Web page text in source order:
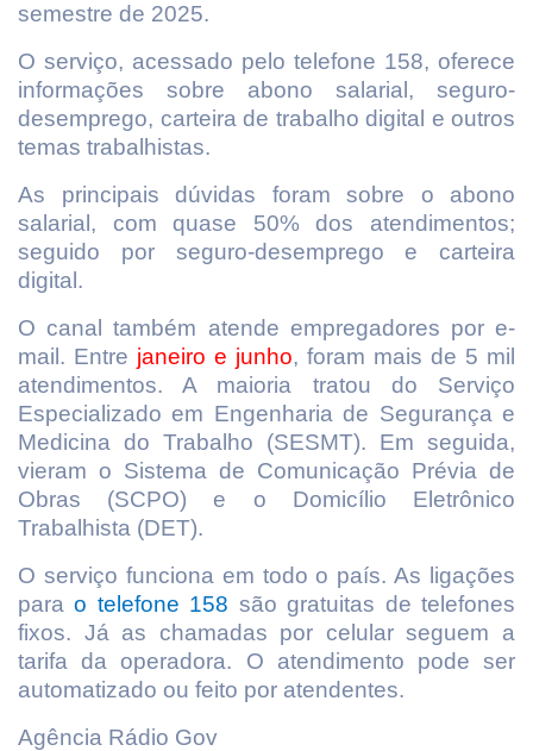
semestre de 2025.
O serviço, acessado pelo telefone 158, oferece
informações sobre abono salarial, seguro-
desemprego, carteira de trabalho digital e outros
temas trabalhistas.
As principais dúvidas foram sobre o abono
salarial, com quase 50% dos atendimentos;
seguido por seguro-desemprego e carteira
digital.
O canal também atende empregadores por e-
mail. Entre janeiro e junho, foram mais de 5 mil
atendimentos. A maioria tratou do Serviço
Especializado em Engenharia de Segurança e
Medicina do Trabalho (SESMT). Em seguida,
vieram o Sistema de Comunicação Prévia de
Obras (SCPO) e o Domicílio Eletrônico
Trabalhista (DET).
O serviço funciona em todo o país. As ligações
parao telefone 158 são gratuitas de telefones
fixos. Já as chamadas por celular seguem a
tarifa da operadora. O atendimento pode ser
automatizado ou feito por atendentes.
Agência Rádio Gov